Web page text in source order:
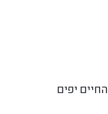
החיים יפים